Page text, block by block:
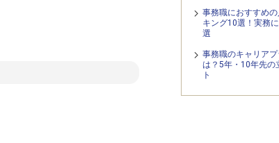
事務職におすすめ
キング10選！実務
選
事務職のキャリア
は？5年・10年先の
ト